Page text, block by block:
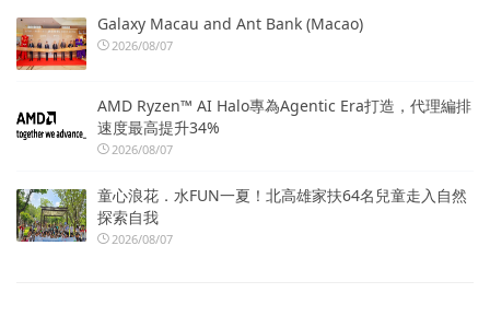
Galaxy Macau and Ant Bank (Macao)
2026/08/07
AMD Ryzen™ AI Halo專為Agentic Era打造，代理編排
速度最高提升34%
2026/08/07
童心浪花．水FUN一夏！北高雄家扶64名兒童走入自然
探索自我
2026/08/07